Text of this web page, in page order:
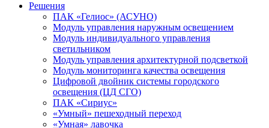
Решения
ПАК «Гелиос» (АСУНО)
Модуль управления наружным освещением
Модуль индивидуального управления
светильником
Модуль управления архитектурной подсветкой
Модуль мониторинга качества освещения
Цифровой двойник системы городского
освещения (ЦД СГО)
ПАК «Сириус»
«Умный» пешеходный переход
«Умная» лавочка